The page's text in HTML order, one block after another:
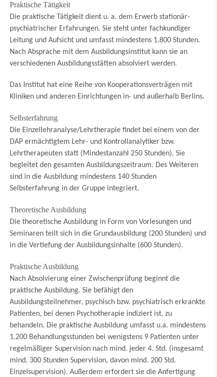
Praktische Tätigkeit
Die praktische Tätigkeit dient u. a. dem Erwerb stationär-
psychiatrischer Erfahrungen. Sie steht unter fachkundiger
Leitung und Aufsicht und umfasst mindestens 1.800 Stunden.
Nach Absprache mit dem Ausbildungsinstitut kann sie an
verschiedenen Ausbildungsstätten absolviert werden.
Das Institut hat eine Reihe von Kooperationsverträgen mit
Kliniken und anderen Einrichtungen in- und außerhalb Berlins.
Selbsterfahrung
Die Einzellehranalyse/Lehrtherapie findet bei einem von der
DAP ermächtigtem Lehr- und Kontrollanalytiker bzw.
Lehrtherapeuten statt (Mindestanzahl 250 Stunden). Sie
begleitet den gesamten Ausbildungszeitraum. Des Weiteren
sind in die Ausbildung mindestens 140 Stunden
Selbsterfahrung in der Gruppe integriert.
Theoretische Ausbildung
Die theoretische Ausbildung in Form von Vorlesungen und
Seminaren teilt sich in die Grundausbildung (200 Stunden) und
in die Vertiefung der Ausbildungsinhalte (600 Stunden).
Praktische Ausbildung
Nach Absolvierung einer Zwischenprüfung beginnt die
praktische Ausbildung. Sie befähigt den
Ausbildungsteilnehmer, psychisch bzw. psychiatrisch erkrankte
Patienten, bei denen Psychotherapie indiziert ist, zu
behandeln. Die praktische Ausbildung umfasst u.a. mindestens
1.200 Behandlungsstunden bei wenigstens 9 Patienten unter
regelmäßiger Supervision nach mind. jeder 4. Std. (insgesamt
mind. 300 Stunden Supervision, davon mind. 200 Std.
Einzelsupervision). Außerdem erfordert sie die Anfertigung